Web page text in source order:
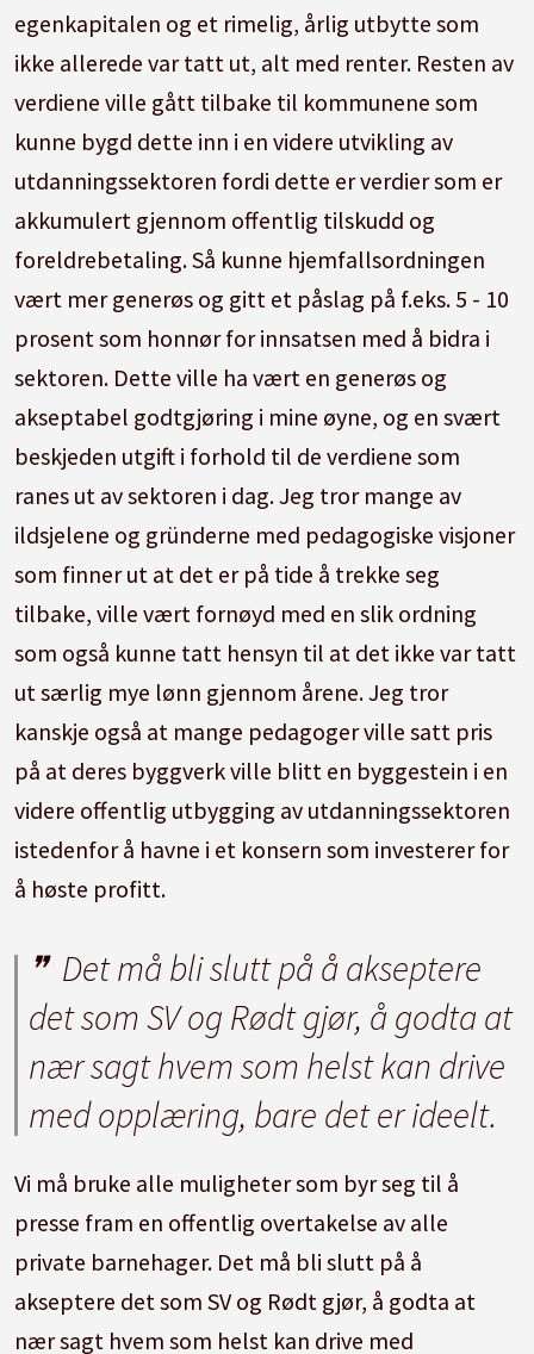
egenkapitalen og et rimelig, årlig utbytte som
ikke allerede var tatt ut, alt med renter. Resten av
verdiene ville gått tilbake til kommunene som
kunne bygd dette inn i en videre utvikling av
utdanningssektoren fordi dette er verdier som er
akkumulert gjennom offentlig tilskudd og
foreldrebetaling. Så kunne hjemfallsordningen
vært mer generøs og gitt et påslag på f.eks. 5 - 10
prosent som honnør for innsatsen med å bidra i
sektoren. Dette ville ha vært en generøs og
akseptabel godtgjøring i mine øyne, og en svært
beskjeden utgift i forhold til de verdiene som
ranes ut av sektoren i dag. Jeg tror mange av
ildsjelene og gründerne med pedagogiske visjoner
som finner ut at det er på tide å trekke seg
tilbake, ville vært fornøyd med en slik ordning
som også kunne tatt hensyn til at det ikke var tatt
ut særlig mye lønn gjennom årene. Jeg tror
kanskje også at mange pedagoger ville satt pris
på at deres byggverk ville blitt en byggestein i en
videre offentlig utbygging av utdanningssektoren
istedenfor å havne i et konsern som investerer for
å høste profitt.
Det må bli slutt på å akseptere
det som SV og Rødt gjør, å godta at
nær sagt hvem som helst kan drive
med opplæring, bare det er ideelt.
Vi må bruke alle muligheter som byr seg til å
presse fram en offentlig overtakelse av alle
private barnehager. Det må bli slutt på å
akseptere det som SV og Rødt gjør, å godta at
nær sagt hvem som helst kan drive med